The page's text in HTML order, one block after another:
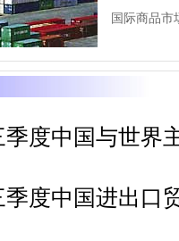
国际商品市
季度中国与世界
季度中国进出口